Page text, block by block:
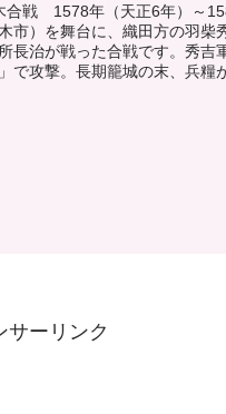
合戦 1578年（天正6年）～
市）を舞台に、織田方の羽柴
長治が戦った合戦です。秀吉
で攻撃。長期籠城の末、兵糧
サーリンク